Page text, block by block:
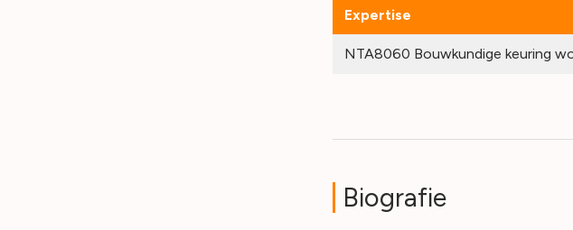
Expertise
NTA8060 Bouwkundige keuring
Biografie